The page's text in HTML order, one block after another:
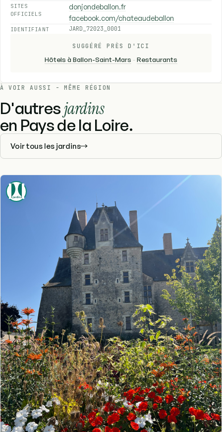
SITES
OFFICIELS
donjondeballon.fr
facebook.com/chateaudeballon
IDENTIFIANT JARD_72023_0001
SUGGÉRÉ PRÈS D'ICI
Hôtels à Ballon-Saint-Mars -Restaurants
À VOIR AUSSI - MÊME RÉGION
D'autresjardins
en Pays de la Loire.
Voir tous les jardins